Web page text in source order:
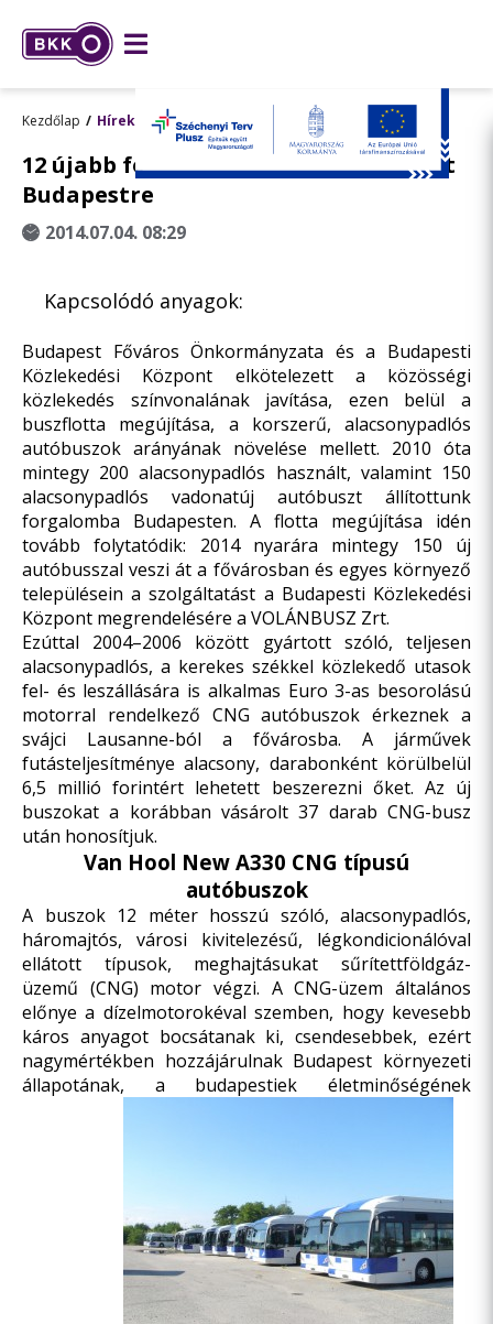
Kezdőlap Hírek
12 újabb földgázhajtású busz érkezett
Budapestre
2014.07.04. 08:29
Kapcsolódó anyagok:
Budapest Főváros Önkormányzata és a Budapesti
Közlekedési Központ elkötelezett a közösségi
közlekedés színvonalának javítása, ezen belül a
buszflotta megújítása, a korszerű, alacsonypadlós
autóbuszok arányának növelése mellett. 2010 óta
mintegy 200 alacsonypadlós használt, valamint 150
alacsonypadlós vadonatúj autóbuszt állítottunk
forgalomba Budapesten. A flotta megújítása idén
tovább folytatódik: 2014 nyarára mintegy 150 új
autóbusszal veszi át a fővárosban és egyes környező
településein a szolgáltatást a Budapesti Közlekedési
Központ megrendelésére a VOLÁNBUSZ Zrt.
Ezúttal 2004–2006 között gyártott szóló, teljesen
alacsonypadlós, a kerekes székkel közlekedő utasok
fel- és leszállására is alkalmas Euro 3-as besorolású
motorral rendelkező CNG autóbuszok érkeznek a
svájci Lausanne-ból a fővárosba. A járművek
futásteljesítménye alacsony, darabonként körülbelül
6,5 millió forintért lehetett beszerezni őket. Az új
buszokat a korábban vásárolt37 darab CNG-busz
után honosítjuk.
Van Hool New A330 CNG típusú
autóbuszok
A buszok 12 méter hosszú szóló, alacsonypadlós,
háromajtós, városi kivitelezésű, légkondicionálóval
ellátott típusok, meghajtásukat sűrítettföldgáz-
üzemű (CNG) motor végzi. A CNG-üzem általános
előnye a dízelmotorokéval szemben, hogy kevesebb
káros anyagot bocsátanak ki, csendesebbek, ezért
nagymértékben hozzájárulnak Budapest környezeti
állapotának, a budapestiek életminőségének